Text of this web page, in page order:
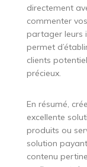
directement
commenter
partager leurs
permet
clients
précieux.
En résumé,
excellente
produits ou
solution
contenu